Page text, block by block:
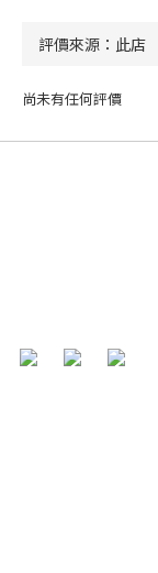
尚未有任何評價